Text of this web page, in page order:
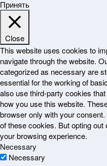
Принять
Close
This website uses cookies to
navigate through the website.
categorized as necessary are
essential for the working of
also use third-party cookies
how you use this website.
browser only with your
of these cookies. But opting
your browsing experience.
Necessary
Necessary